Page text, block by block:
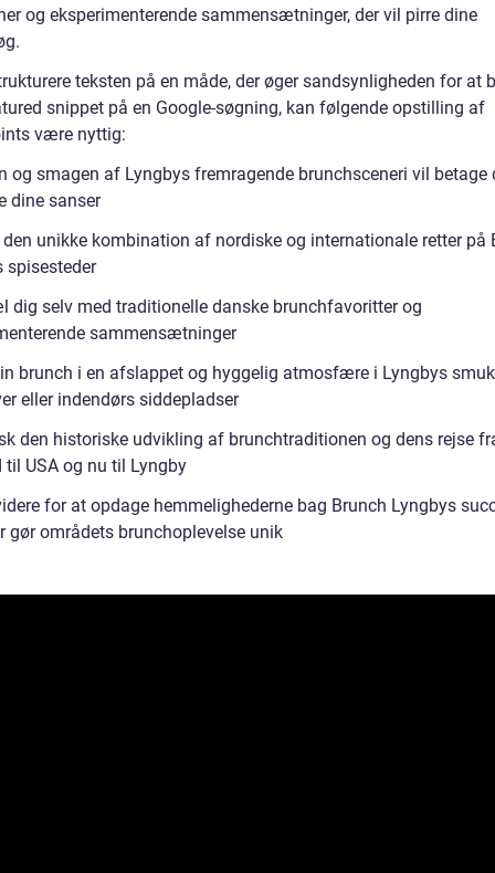
og eksperimenterende sammensætninger, der vil pirre dine
teksten på en måde, der øger sandsynligheden for at
snippet på en Google-søgning, kan følgende opstilling af
være nyttig:
og smagen af Lyngbys fremragende brunchsceneri vil betage
dine sanser
unikke kombination af nordiske og internationale retter på
spisesteder
dig selv med traditionelle danske brunchfavoritter og
sammensætninger
brunch i en afslappet og hyggelig atmosfære i Lyngbys
eller indendørs siddepladser
den historiske udvikling af brunchtraditionen og dens rejse
til USA og nu til Lyngby
for at opdage hemmelighederne bag Brunch Lyngbys
gør områdets brunchoplevelse unik